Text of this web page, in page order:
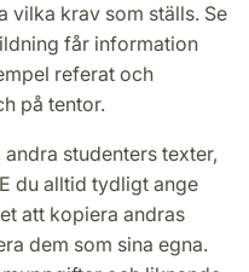
vilka krav som ställs. Se
får information
referat och
på tentor.
studenters texter,
du alltid tydligt ange
att kopiera andras
dem som sina egna.